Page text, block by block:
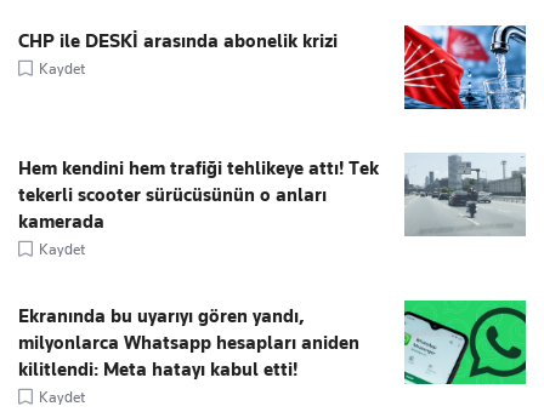
CHP ile DESKİ arasında abonelik krizi
Kaydet
Hem kendini hem trafiği tehlikeye attı! Tek
tekerli scooter sürücüsünün o anları
kamerada
Kaydet
Ekranında bu uyarıyı gören yandı,
milyonlarca Whatsapp hesapları aniden
kilitlendi: Meta hatayı kabul etti!
Kaydet